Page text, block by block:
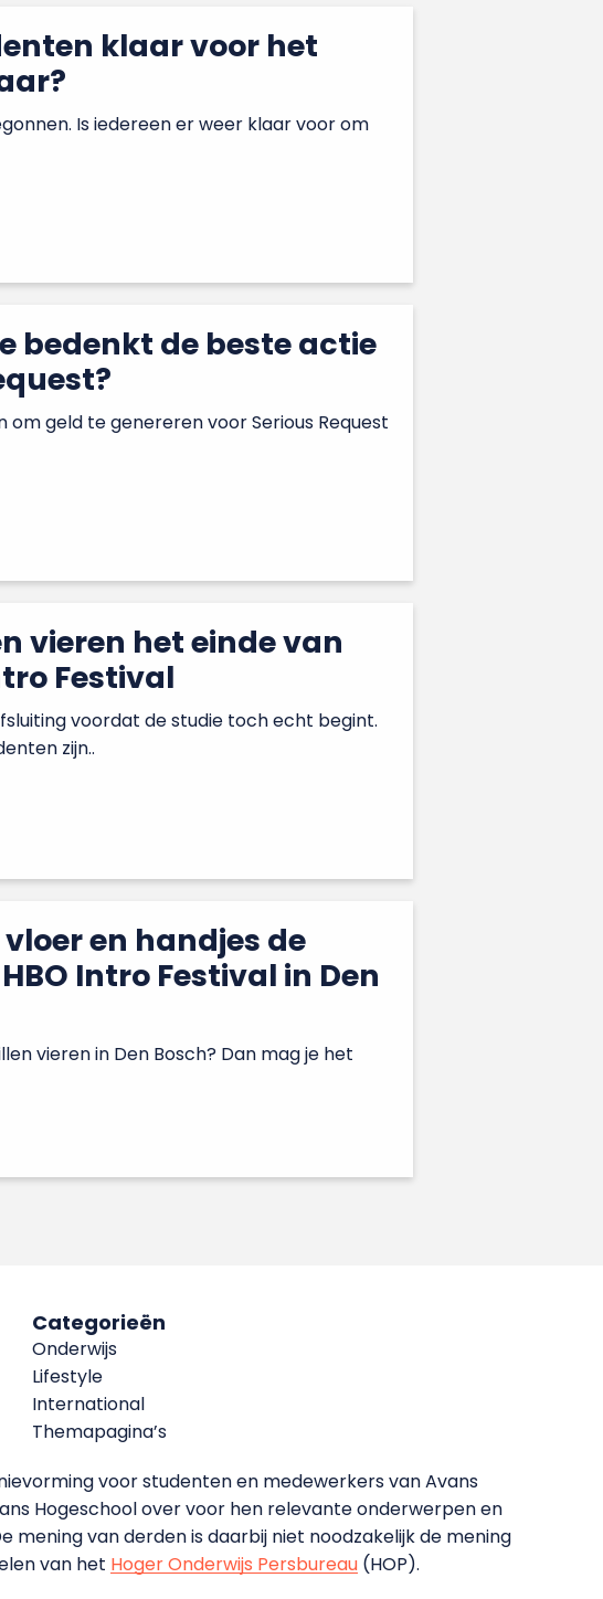
klaar voor het
Is iedereen er weer klaar voor om
bedenkt de beste actie
om geld te genereren voor Serious Request
vieren het einde van
Festival
voordat de studie toch echt begint.
zijn..
en handjes de
Intro Festival in Den
vieren in Den Bosch? Dan mag je het
Categorieën
Onderwijs
Lifestyle
International
Themapagina’s
voor studenten en medewerkers van Avans
Hogeschool over voor hen relevante onderwerpen en
van derden is daarbij niet noodzakelijk de mening
van het Hoger Onderwijs Persbureau (HOP).